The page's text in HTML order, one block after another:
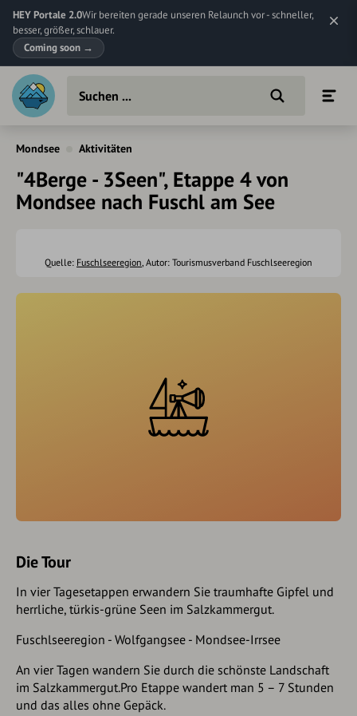
HEY Portale 2.0Wir bereiten gerade unseren Relaunch vor - schneller,
besser, größer, schlauer.
Coming soon →
Mondsee Aktivitäten
"4Berge - 3Seen", Etappe 4 von
Mondsee nach Fuschl am See
Quelle: Fuschlseeregion, Autor: Tourismusverband Fuschlseeregion
Die Tour
In vier Tagesetappen erwandern Sie traumhafte Gipfel und
herrliche, türkis-grüne Seen im Salzkammergut.
Fuschlseeregion - Wolfgangsee - Mondsee-Irrsee
An vier Tagen wandern Sie durch die schönste Landschaft
im Salzkammergut.Pro Etappe wandert man 5 – 7 Stunden
und das alles ohne Gepäck.